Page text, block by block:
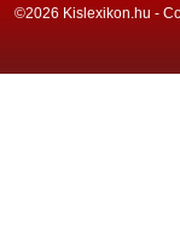
©2026 Kislexikon.hu -